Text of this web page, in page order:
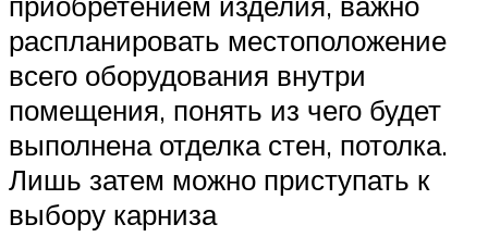
распланировать местоположение
всего оборудования внутри
помещения, понять из чего будет
выполнена отделка стен, потолка.
Лишь затем можно приступать к
выбору карниза